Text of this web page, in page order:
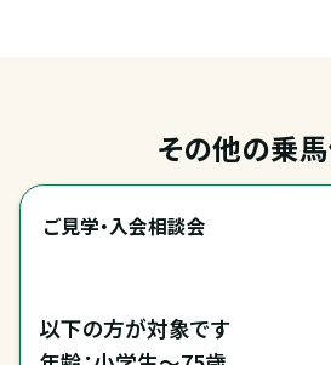
その他の乗
ご見学・入会相談会
以下の方が対象です